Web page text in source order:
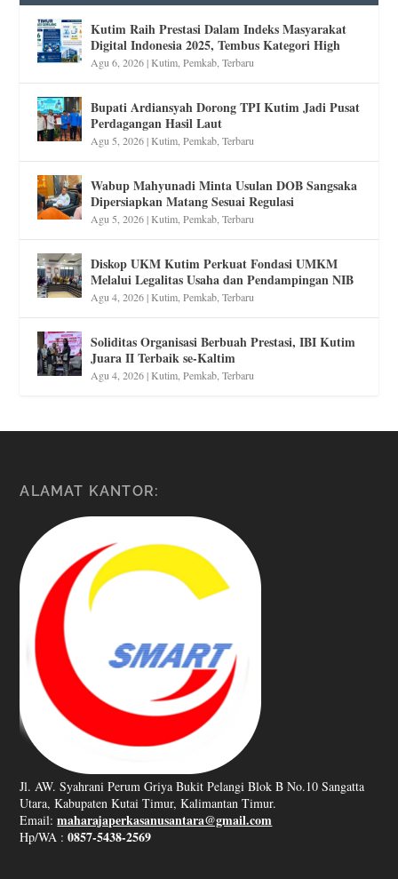
Kutim Raih Prestasi Dalam Indeks Masyarakat
Digital Indonesia 2025, Tembus Kategori High
Agu 6, 2026|Kutim ,Pemkab ,Terbaru
Bupati Ardiansyah Dorong TPI Kutim Jadi Pusat
Perdagangan Hasil Laut
Agu 5, 2026|Kutim ,Pemkab ,Terbaru
Wabup Mahyunadi Minta Usulan DOB Sangsaka
Dipersiapkan Matang Sesuai Regulasi
Agu 5, 2026|Kutim ,Pemkab ,Terbaru
Diskop UKM Kutim Perkuat Fondasi UMKM
Melalui Legalitas Usaha dan Pendampingan NIB
Agu 4, 2026|Kutim ,Pemkab ,Terbaru
Soliditas Organisasi Berbuah Prestasi, IBI Kutim
Juara II Terbaik se-Kaltim
Agu 4, 2026|Kutim ,Pemkab ,Terbaru
ALAMAT KANTOR:
Jl. AW. Syahrani Perum Griya Bukit Pelangi Blok B No.10 Sangatta
Utara, Kabupaten Kutai Timur, Kalimantan Timur.
Email:maharajaperkasanusantara@gmail.com
Hp/WA :0857-5438-2569